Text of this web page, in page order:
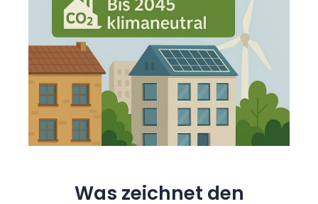
Was zeichnet den